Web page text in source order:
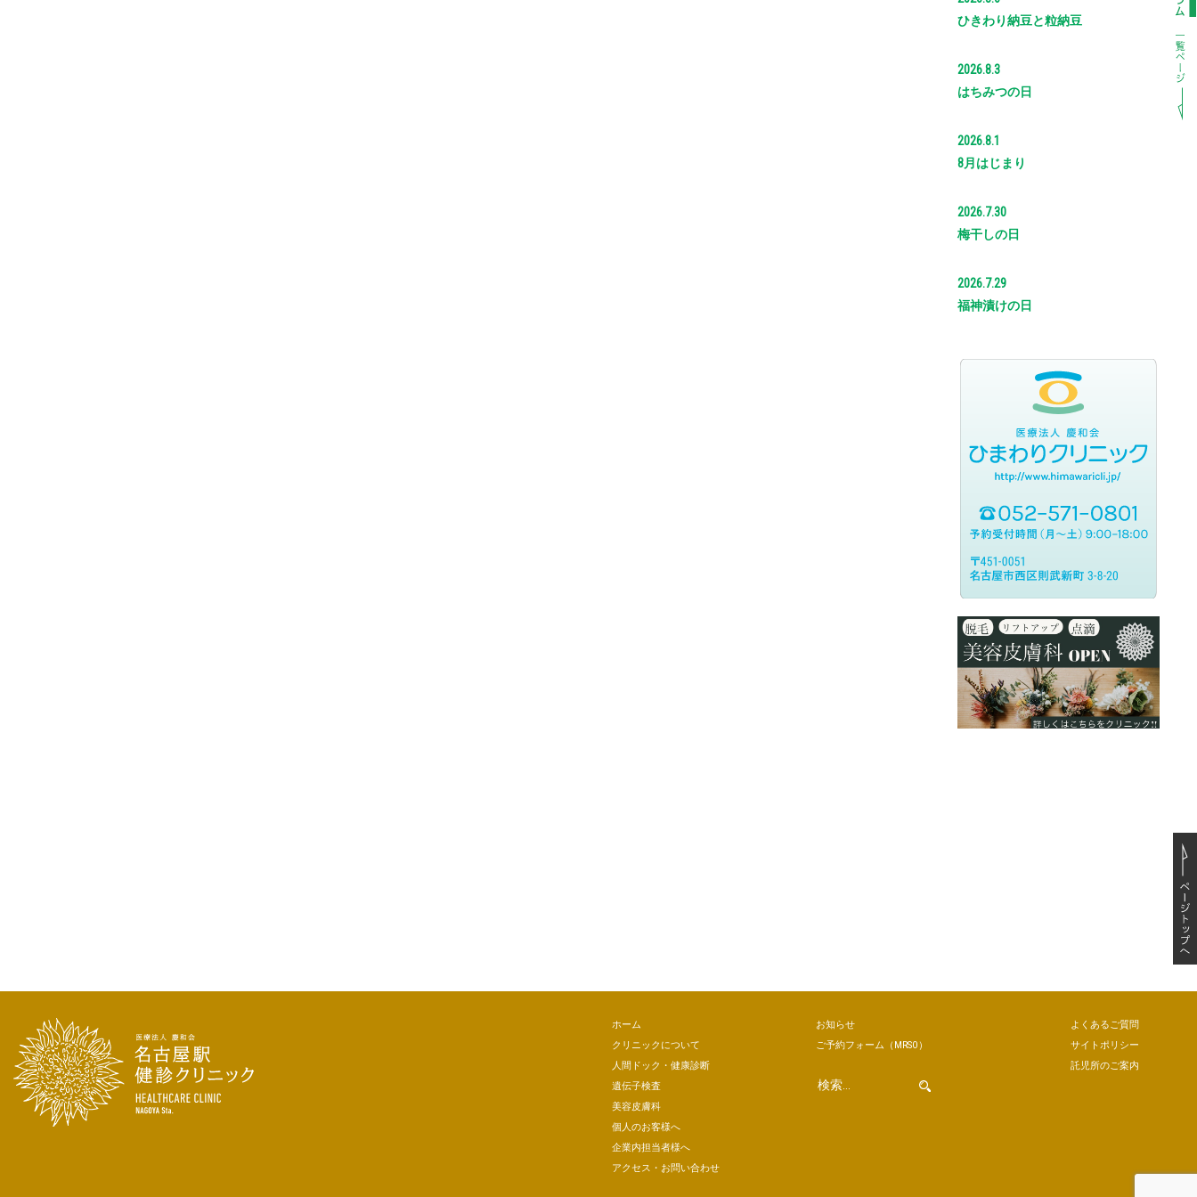
ひきわり納豆と粒納豆
2026.8.3
はちみつの日
2026.8.1
8月はじまり
2026.7.30
梅干しの日
2026.7.29
福神漬けの日
ホーム
クリニックについて
人間ドック・健康診断
遺伝子検査
美容皮膚科
個人のお客様へ
企業内担当者様へ
アクセス・お問い合わせ
お知らせ
ご予約フォーム （MRSO）
よくあるご質問
サイトポリシー
託児所のご案内